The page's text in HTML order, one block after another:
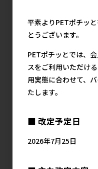
[スーパーキャット]業務用ペッ
トシーツ レギュラー 100枚入
メーカー希望小売価格
1,280円
すべ
平素よりPETポチッ
とうございます。
PETポチッとでは、
スをご利用いただけ
用実態に合わせて、
たします。
■ 改定予定日
2026年7月25日